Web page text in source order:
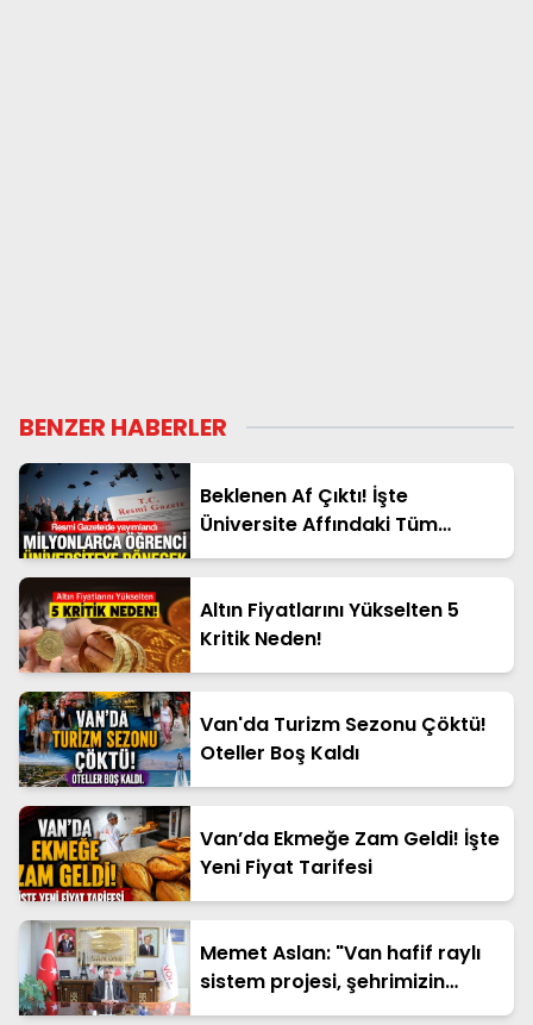
BENZER HABERLER
Beklenen Af Çıktı! İşte
Üniversite Affındaki Tüm
Detaylar
Altın Fiyatlarını Yükselten 5
Kritik Neden!
Van'da Turizm Sezonu Çöktü!
Oteller Boş Kaldı
Van’da Ekmeğe Zam Geldi! İşte
Yeni Fiyat Tarifesi
Memet Aslan: "Van hafif raylı
sistem projesi, şehrimizin
geleceğine yapılan en büyük